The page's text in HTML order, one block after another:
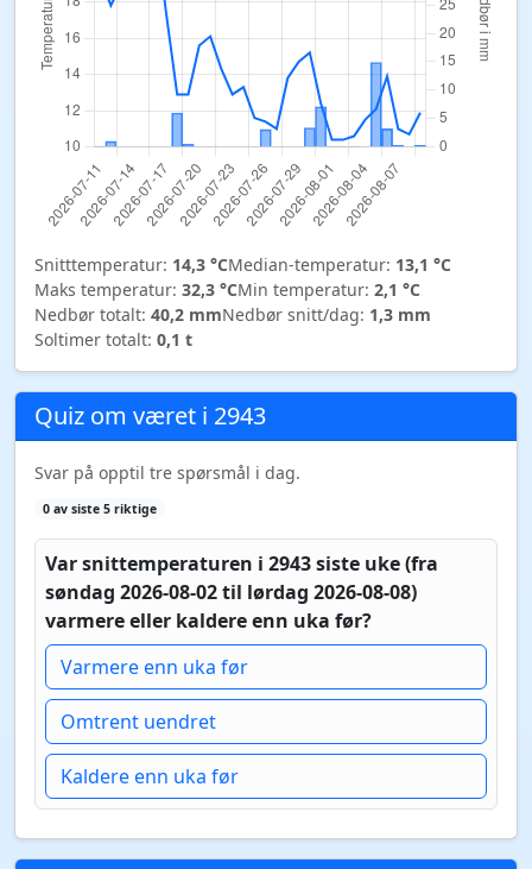
Snitttemperatur: 14,3 °CMedian-temperatur: 13,1 °C
Maks temperatur: 32,3 °CMin temperatur: 2,1 °C
Nedbør totalt: 40,2 mmNedbør snitt/dag: 1,3 mm
Soltimer totalt: 0,1 t
Quiz om været i 2943
Svar på opptil tre spørsmål i dag.
0 av siste 5 riktige
Var snittemperaturen i 2943 siste uke (fra
søndag 2026-08-02 til lørdag 2026-08-08)
varmere eller kaldere enn uka før?
Varmere enn uka før
Omtrent uendret
Kaldere enn uka før